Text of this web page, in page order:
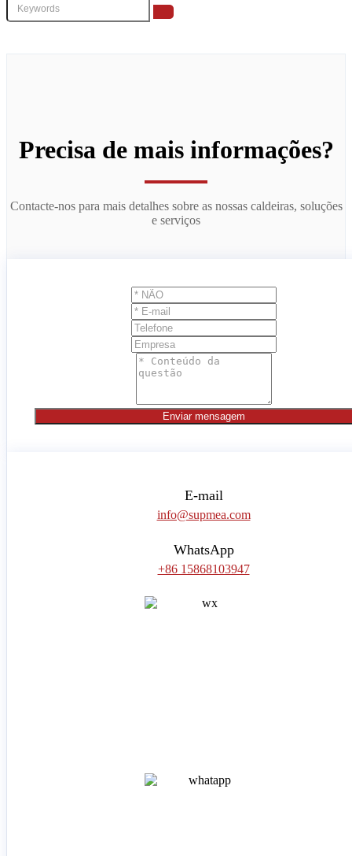
Precisa de mais informações?
Contacte-nos para mais detalhes sobre as nossas caldeiras, soluções
e serviços
Enviar mensagem
E-mail
info@supmea.com
WhatsApp
+86 15868103947